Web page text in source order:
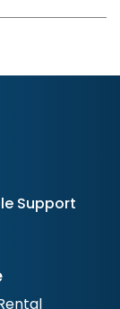
Support